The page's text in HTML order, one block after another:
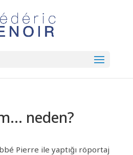
neden?
Pierre ile yaptığı röportaj